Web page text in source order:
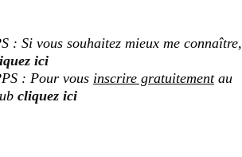
: Si vous souhaitez mieux me connaître,
ici
: Pour vous inscrire gratuitementau
cliquez ici